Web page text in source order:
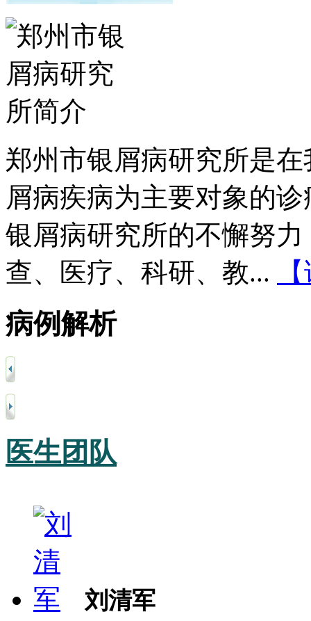
郑州市银屑病研究所是
屑病疾病为主要对象的
银屑病研究所的不懈努
查、医疗、科研、教...
病例解析
医生团队
刘清军